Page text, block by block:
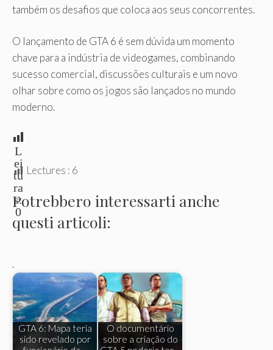
também os desafios que coloca aos seus concorrentes.
O lançamento de GTA 6 é sem dúvida um momento
chave para a indústria de videogames, combinando
sucesso comercial, discussões culturais e um novo
olhar sobre como os jogos são lançados no mundo
moderno.
L
ei
tu
ra
s:
0
Lectures : 6
Potrebbero interessarti anche
questi articoli:
.
GTA 6: Mapa teria
sido revelado por
O documentário
sobre a criação do